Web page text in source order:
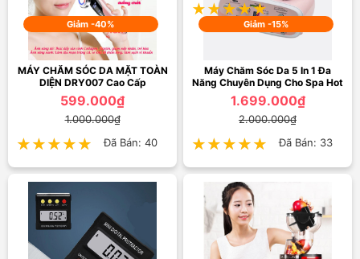
★★★★★
★★★★★ Đã Bán: 600
Giảm -40%
MÁY CHĂM SÓC DA MẶT TOÀN
DIỆN DRY007 Cao Cấp
599.000₫
1.000.000₫
★★★★★
★★★★★ Đã Bán: 40
Giảm -15%
Máy Chăm Sóc Da 5 In 1 Đa
Năng Chuyên Dụng Cho Spa Hot
1.699.000₫
2.000.000₫
★★★★★
★★★★★ Đã Bán: 33